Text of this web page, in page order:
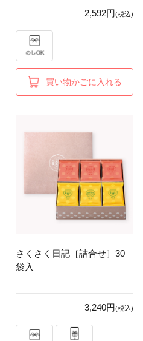
2,592円(税込)
買い物かごに入れる
さくさく日記［詰合せ］30
袋入
3,240円(税込)